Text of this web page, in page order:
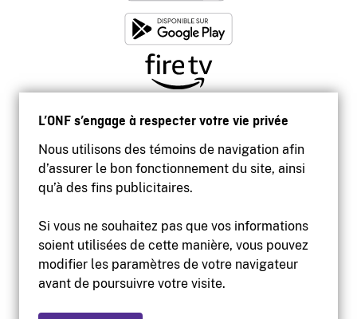
L’ONF s’engage à respecter votre vie privée
Nous utilisons des témoins de navigation afin
d’assurer le bon fonctionnement du site, ainsi
qu’à des fins publicitaires.
Si vous ne souhaitez pas que vos informations
soient utilisées de cette manière, vous pouvez
modifier les paramètres de votre navigateur
avant de poursuivre votre visite.
Accessibilité
Site institutionnel